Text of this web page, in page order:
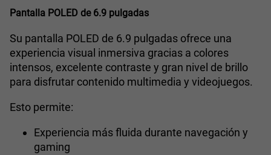
Pantalla POLED de 6.9 pulgadas
Su pantalla POLED de 6.9 pulgadas ofrece una
experiencia visual inmersiva gracias a colores
intensos, excelente contraste y gran nivel de brillo
para disfrutar contenido multimedia y videojuegos.
Esto permite:
Experiencia más fluida durante navegación y
gaming